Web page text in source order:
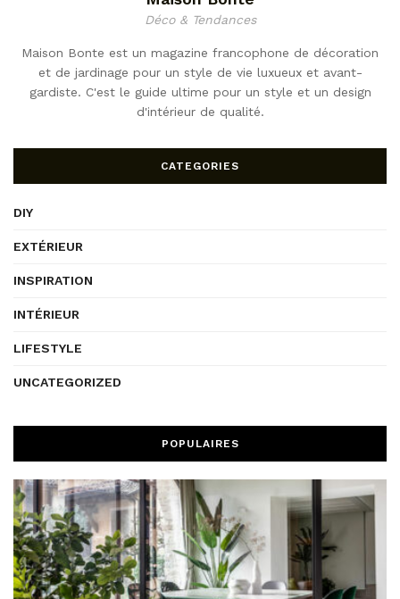
Déco & Tendances
Maison Bonte est un magazine francophone de décoration
et de jardinage pour un style de vie luxueux et avant-
gardiste. C'est le guide ultime pour un style et un design
d'intérieur de qualité.
CATEGORIES
DIY
EXTÉRIEUR
INSPIRATION
INTÉRIEUR
LIFESTYLE
UNCATEGORIZED
POPULAIRES